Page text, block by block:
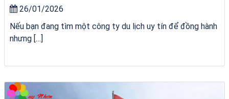
26/01/2026
Nếu bạn đang tìm một công ty du lịch uy tín để đồng hành
nhưng […]